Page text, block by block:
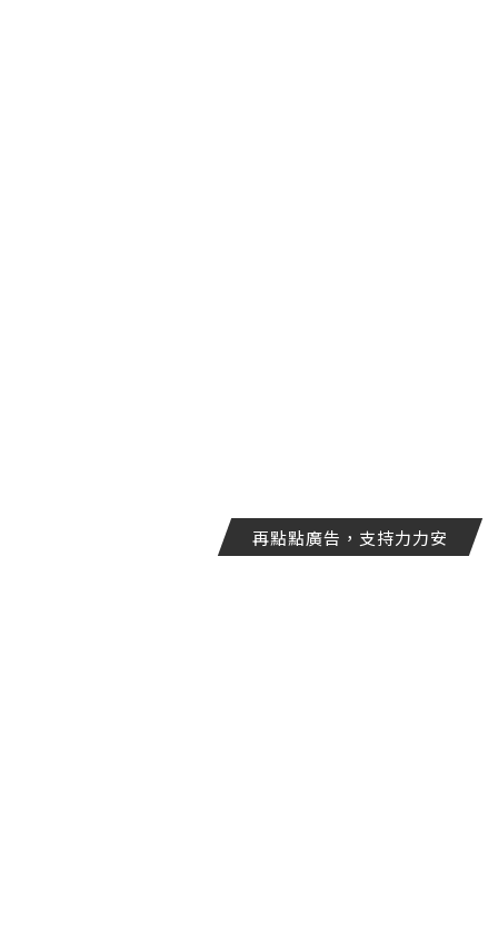
再點點廣告，支持力力安